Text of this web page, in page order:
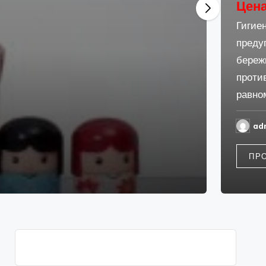
Гигиеническая помада обеспечивает дополнительное
предупреждает сухость, покраснение и шелушение,
бережный уход.Входящие в состав средства
противовоспалительное и ранозаживляющее
06.05.2026
ПРОДОЛЖИТЬ ЧТЕНИЕ